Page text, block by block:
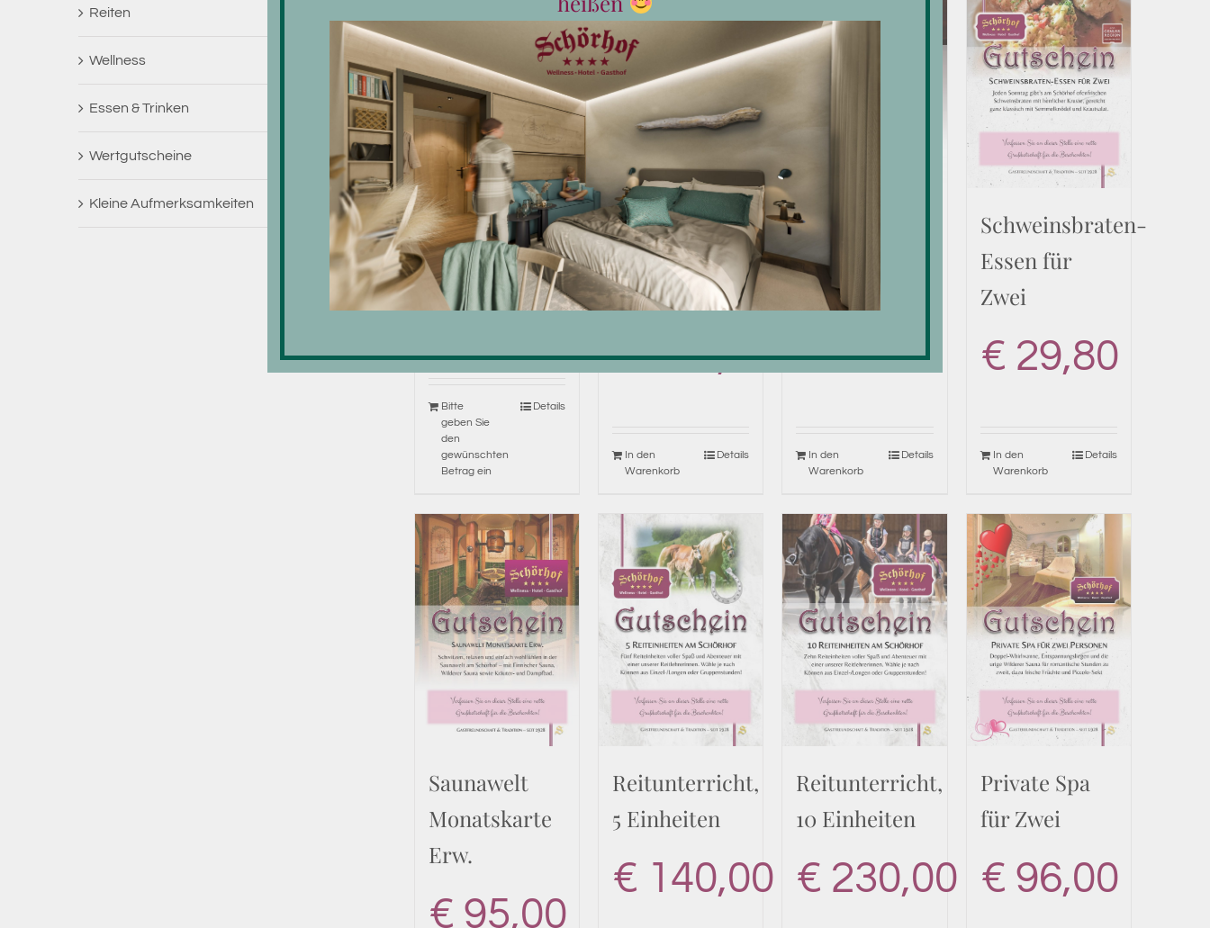
Wertgutschein
offen
Bitte
geben Sie
den
gewünschten
Betrag ein
Details
Wellness
Monatskarte
Erw.
€125,00
In den
Warenkorb
Details
Tasse
Cappuccino
€4,20
In den
Warenkorb
Details
Schweinsbraten-
Essen für
Zwei
€ 29,80
In den
Warenkorb
Details
Saunawelt
Monatskarte
Erw.
€ 95,00
Reitunterricht,
5 Einheiten
€ 140,00
Reitunterricht,
10 Einheiten
€ 230,00
Private Spa
für Zwei
€ 96,00
Reiten
Wellness
Essen & Trinken
Wertgutscheine
Kleine Aufmerksamkeiten